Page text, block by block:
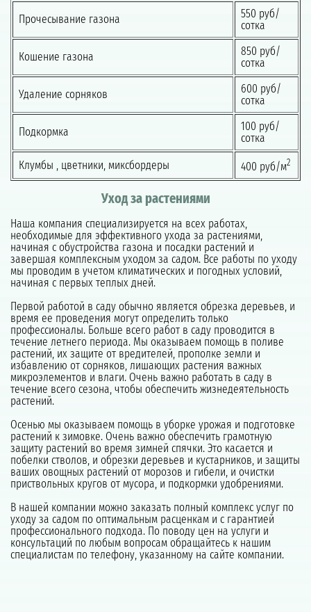
Прочесывание газона
550 руб/
сотка
Кошение газона
850 руб/
сотка
Удаление сорняков
600 руб/
сотка
Подкормка
100 руб/
сотка
Клумбы , цветники, миксбордеры 400 руб/м2
Уход за растениями
Наша компания специализируется на всех работах,
необходимые для эффективного ухода за растениями,
начиная с обустройства газона и посадки растений и
завершая комплексным уходом за садом. Все работы по уходу
мы проводим в учетом климатических и погодных условий,
начиная с первых теплых дней.
Первой работой в саду обычно является обрезка деревьев, и
время ее проведения могут определить только
профессионалы. Больше всего работ в саду проводится в
течение летнего периода. Мы оказываем помощь в поливе
растений, их защите от вредителей, прополке земли и
избавлению от сорняков, лишающих растения важных
микроэлементов и влаги. Очень важно работать в саду в
течение всего сезона, чтобы обеспечить жизнедеятельность
растений.
Осенью мы оказываем помощь в уборке урожая и подготовке
растений к зимовке. Очень важно обеспечить грамотную
защиту растений во время зимней спячки. Это касается и
побелки стволов, и обрезки деревьев и кустарников, и защиты
ваших овощных растений от морозов и гибели, и очистки
приствольных кругов от мусора, и подкормки удобрениями.
В нашей компании можно заказать полный комплекс услуг по
уходу за садом по оптимальным расценкам и с гарантией
профессионального подхода. По поводу цен на услуги и
консультаций по любым вопросам обращайтесь к нашим
специалистам по телефону, указанному на сайте компании.